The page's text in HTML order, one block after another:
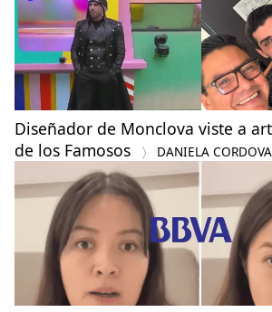
Diseñador de Monclova viste a
de los Famosos
DANIELA CORDOVA